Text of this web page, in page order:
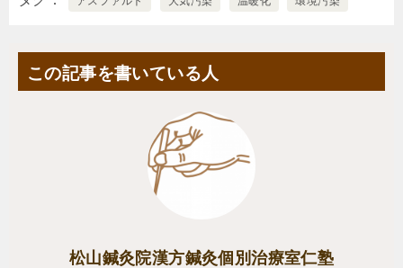
この記事を書いている人
松山鍼灸院漢方鍼灸個別治療室仁塾